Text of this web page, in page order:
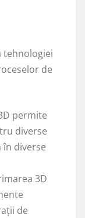
tehnologiei
de
permite
diverse
diverse
3D
de